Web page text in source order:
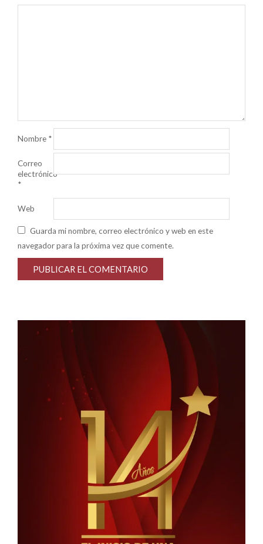
Nombre *
Correo
electrónico
*
Web
Guarda mi nombre, correo electrónico y web en este
navegador para la próxima vez que comente.